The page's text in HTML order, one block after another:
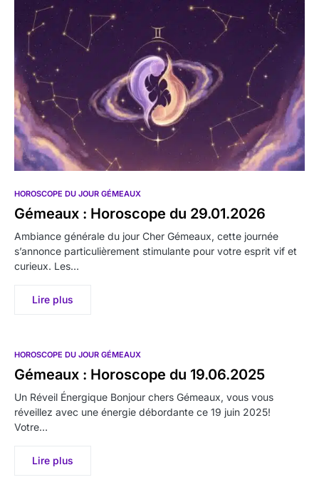
HOROSCOPE DU JOUR GÉMEAUX
Gémeaux : Horoscope du 29.01.2026
Ambiance générale du jour Cher Gémeaux, cette journée
s’annonce particulièrement stimulante pour votre esprit vif et
curieux. Les…
Lire plus
HOROSCOPE DU JOUR GÉMEAUX
Gémeaux : Horoscope du 19.06.2025
Un Réveil Énergique Bonjour chers Gémeaux, vous vous
réveillez avec une énergie débordante ce 19 juin 2025!
Votre…
Lire plus